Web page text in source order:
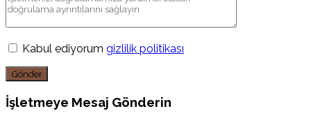
Kabul ediyorum gizlilik politikası
Gönder
İşletmeye Mesaj Gönderin